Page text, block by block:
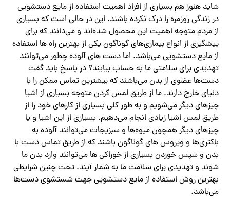
شاید هنوز هم بسیاری از افراد اهمیت استفاده از مایع دستشویی
در زندگی روزمره را درک نکرده باشند. این در حالی است که بسیاری
از مردم متوجه اهمیت این محصول شده‌اند و می‌دانند که برای
پیشگیری از انواع بیماری‌های گوناگون یکی از بهترین راه ها استفاده
از مایع دستشویی می‌باشد. اما دست ‌های آلوده چطور می‌توانند
تهدیدی برای سلامتی ما به حساب بیایند؟ در پاسخ باید گفت
دست‌ها عضوی از بدن می‌باشند که بیشترین تماس ممکن را با
دنیای خارج دارند. ما از طریق لمس کردن متوجه بسیاری از اشیا
چیزهای دیگر می‌شویم و به طور کلی بسیاری از کارهای خود را از
طریق لمس اشیا زیادی انجام می‌دهیم. بسیاری از این اشیا و یا
چیزهای دیگر همچون میوه‌ها و سبزیجات می‌توانند آلوده به
باکتری‌ها و ویروس های گوناگون باشند که از طریق تماس دست با
بدن و سپس خوردن بسیاری از خوراکی‌ ها می‌توانند وارد بدن ما
شوند و تهدیدی برای سلامت ما به شمار آیند. تحت چنین شرایطی
بهترین روش استفاده از مایع دستشویی جهت شستشوی دست‌ها
می‌باشد.